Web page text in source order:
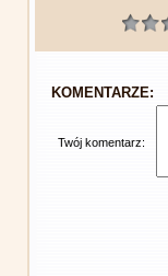
KOMENTARZE:
Twój komentarz: